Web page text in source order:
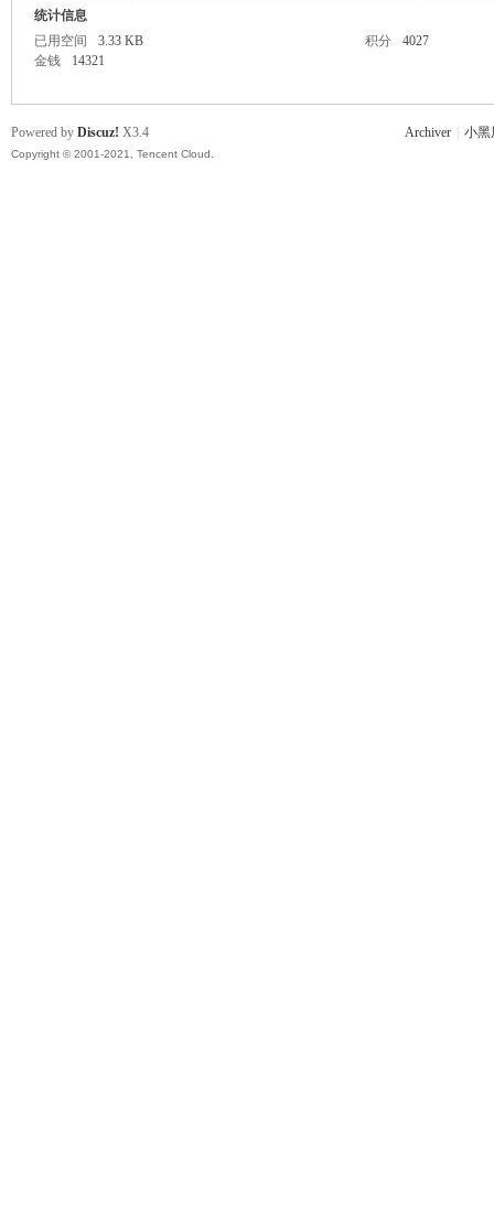
统计信息
已用空间
3.33 KB 积分
4027
金钱
14321
Archiver 小黑
Powered by Discuz! X3.4
Copyright © 2001-2021, Tencent Cloud.